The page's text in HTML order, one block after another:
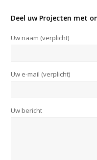
Deel uw Projecten met
Uw naam (verplicht)
Uw e-mail (verplicht)
Uw bericht